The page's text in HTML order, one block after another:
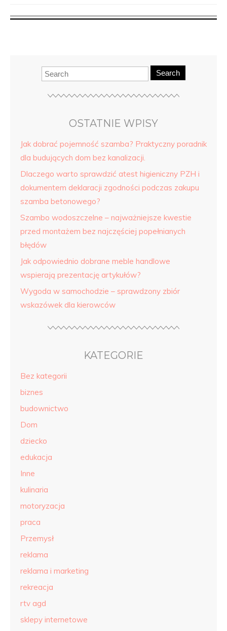
Search
OSTATNIE WPISY
Jak dobrać pojemność szamba? Praktyczny poradnik
dla budujących dom bez kanalizacji.
Dlaczego warto sprawdzić atest higieniczny PZH i
dokumentem deklaracji zgodności podczas zakupu
szamba betonowego?
Szambo wodoszczelne – najważniejsze kwestie
przed montażem bez najczęściej popełnianych
błędów
Jak odpowiednio dobrane meble handlowe
wspierają prezentację artykułów?
Wygoda w samochodzie – sprawdzony zbiór
wskazówek dla kierowców
KATEGORIE
Bez kategorii
biznes
budownictwo
Dom
dziecko
edukacja
Inne
kulinaria
motoryzacja
praca
Przemysł
reklama
reklama i marketing
rekreacja
rtv agd
sklepy internetowe